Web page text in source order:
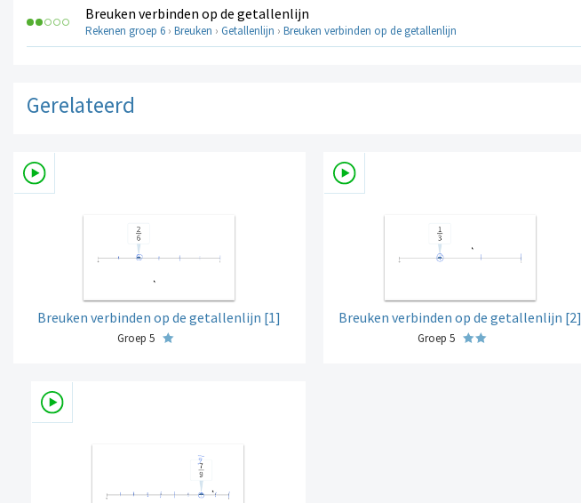
Breuken verbinden op de getallenlijn
Rekenen groep 6 › Breuken › Getallenlijn › Breuken verbinden op de getallenlijn
Gerelateerd
Breuken verbinden op de getallenlijn [1]
Groep 5
Breuken verbinden op de getallenlijn [2]
Groep 5